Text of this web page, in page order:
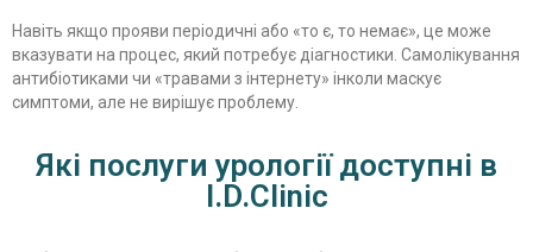
Навіть якщо прояви періодичні або «то є, то немає», це може
вказувати на процес, який потребує діагностики. Самолікування
антибіотиками чи «травами з інтернету» інколи маскує
симптоми, але не вирішує проблему.
Які послуги урології доступні в
I.D.Clinic